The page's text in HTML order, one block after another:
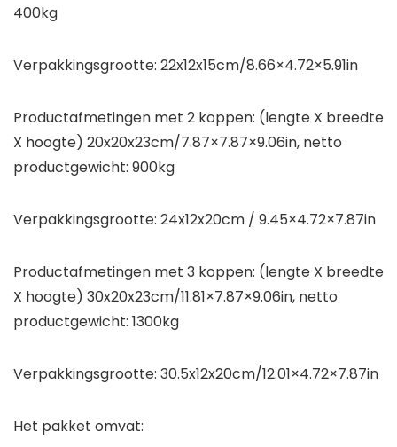
400kg
Verpakkingsgrootte: 22x12x15cm/8.66×4.72×5.91in
Productafmetingen met 2 koppen: (lengte X breedte
X hoogte) 20x20x23cm/7.87×7.87×9.06in, netto
productgewicht: 900kg
Verpakkingsgrootte: 24x12x20cm / 9.45×4.72×7.87in
Productafmetingen met 3 koppen: (lengte X breedte
X hoogte) 30x20x23cm/11.81×7.87×9.06in, netto
productgewicht: 1300kg
Verpakkingsgrootte: 30.5x12x20cm/12.01×4.72×7.87in
Het pakket omvat: